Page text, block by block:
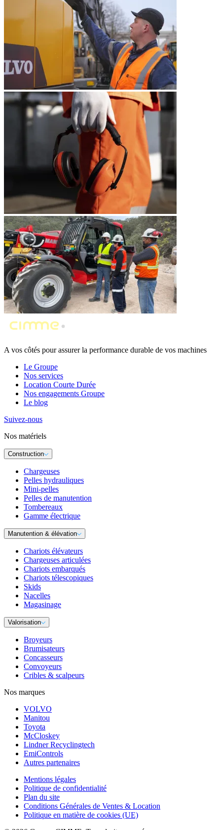
A vos côtés pour assurer la performance durable de vos machines
Le Groupe
Nos services
Location Courte Durée
Nos engagements Groupe
Le blog
Suivez-nous
Nos matériels
Construction
Chargeuses
Pelles hydrauliques
Mini-pelles
Pelles de manutention
Tombereaux
Gamme électrique
Manutention & élévation
Chariots élévateurs
Chargeuses articulées
Chariots embarqués
Chariots télescopiques
Skids
Nacelles
Magasinage
Valorisation
Broyeurs
Brumisateurs
Concasseurs
Convoyeurs
Cribles & scalpeurs
Nos marques
VOLVO
Manitou
Toyota
McCloskey
Lindner Recyclingtech
EmiControls
Autres partenaires
Mentions légales
Politique de confidentialité
Plan du site
Conditions Générales de Ventes & Location
Politique en matière de cookies (UE)